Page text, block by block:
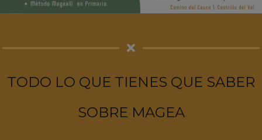
TODO LO QUE TIENES QUE SABER
SOBRE MAGEA